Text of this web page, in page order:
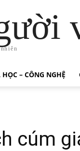
HỌC – CÔNG NGHỆ
cúm